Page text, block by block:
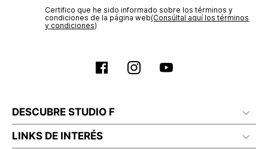
Certifico que he sido informado sobre los términos y
condiciones de la página web‎(Consúltal aquí los términos
y condiciones)
DESCUBRE STUDIO F
LINKS DE INTERÉS